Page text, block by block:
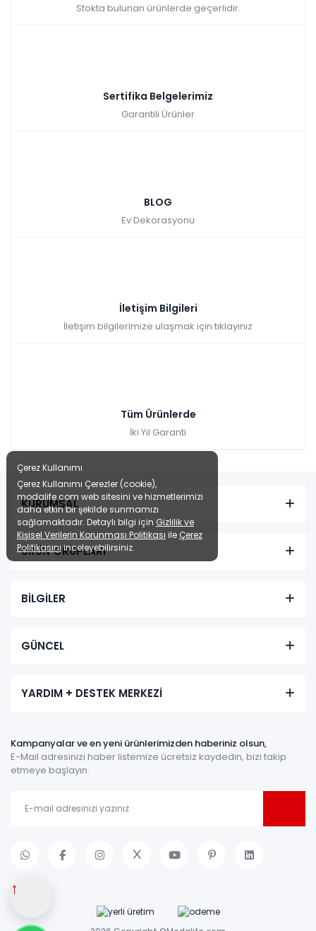
↑
Stokta bulunan ürünlerde geçerlidir.
Sertifika Belgelerimiz
Garantili Ürünler
BLOG
Ev Dekorasyonu
İletişim Bilgileri
İletişim bilgilerimize ulaşmak için tıklayınız
Tüm Ürünlerde
İki Yıl Garanti
KURUMSAL
ÜRÜN GRUPLARI
BİLGİLER
GÜNCEL
YARDIM + DESTEK MERKEZİ
Kampanyalar ve en yeni ürünlerimizden haberiniz olsun,
E-Mail adresinizi haber listemize ücretsiz kaydedin, bizi takip
etmeye başlayın.
Çerez Kullanımı
Çerez Kullanımı Çerezler (cookie),
modalife.com web sitesini ve hizmetlerimizi
daha etkin bir şekilde sunmamızı
sağlamaktadır. Detaylı bilgi için Gizlilik ve
Kişisel Verilerin Korunması Politikası ile Çerez
Politikasınıinceleyebilirsiniz.